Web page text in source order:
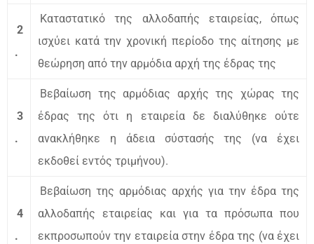
2
.
Καταστατικό της αλλοδαπής εταιρείας, όπως
ισχύει κατά την χρονική περίοδο της αίτησης με
θεώρηση από την αρμόδια αρχή της έδρας της
3
.
Βεβαίωση της αρμόδιας αρχής της χώρας της
έδρας της ότι η εταιρεία δε διαλύθηκε ούτε
ανακλήθηκε η άδεια σύστασής της (να έχει
εκδοθεί εντός τριμήνου).
4
.
Βεβαίωση της αρμόδιας αρχής για την έδρα της
αλλοδαπής εταιρείας και για τα πρόσωπα που
εκπροσωπούν την εταιρεία στην έδρα της (να έχει